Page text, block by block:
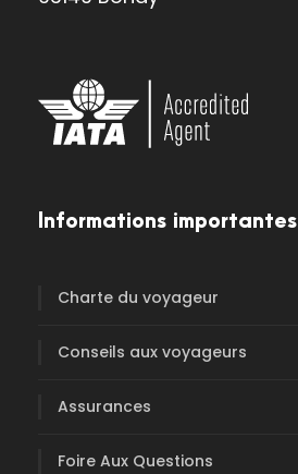
Informations importantes
Charte du voyageur
Conseils aux voyageurs
Assurances
Foire Aux Questions